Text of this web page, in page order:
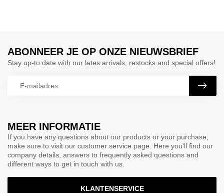
MEER INFORMATIE
If you have any questions about our products or your purchase,
make sure to visit our customer service page. Here you'll find our
company details, answers to frequently asked questions and
different ways to get in touch with us.
KLANTENSERVICE
ABONNEER JE OP ONZE NIEUWSBRIEF
Stay up-to date with our lates arrivals, restocks and special offers!